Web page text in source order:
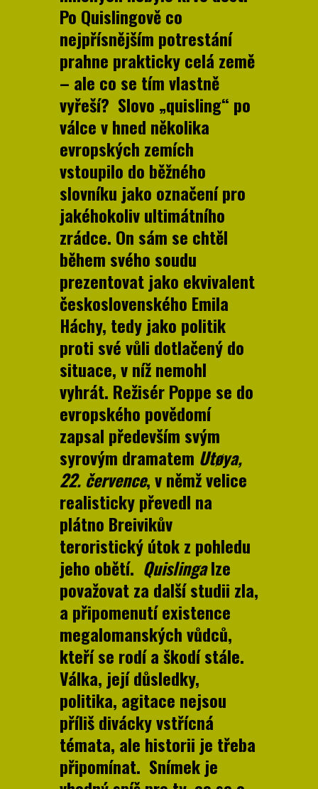
Po Quislingově co
nejpřísnějším potrestání
prahne prakticky celá země
– ale co se tím vlastně
vyřeší? Slovo „quisling“ po
válce v hned několika
evropských zemích
vstoupilo do běžného
slovníku jako označení pro
jakéhokoliv ultimátního
zrádce. On sám se chtěl
během svého soudu
prezentovat jako ekvivalent
československého Emila
Háchy, tedy jako politik
proti své vůli dotlačený do
situace, v níž nemohl
vyhrát. Režisér Poppe se do
evropského povědomí
zapsal především svým
syrovým dramatem Utøya,
22. července, v němž velice
realisticky převedl na
plátno Breivikův
teroristický útok z pohledu
jeho obětí. Quislingalze
považovat za další studii zla,
a připomenutí existence
megalomanských vůdců,
kteří se rodí a škodí stále.
Válka, její důsledky,
politika, agitace nejsou
příliš divácky vstřícná
témata, ale historii je třeba
připomínat. Snímek je